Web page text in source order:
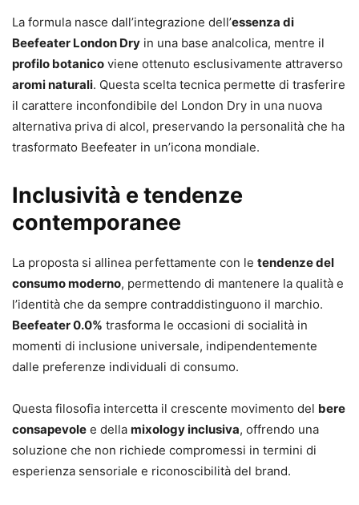
La formula nasce dall’integrazione dell’essenza di
Beefeater London Dry in una base analcolica, mentre il
profilo botanico viene ottenuto esclusivamente attraverso
aromi naturali. Questa scelta tecnica permette di trasferire
il carattere inconfondibile del London Dry in una nuova
alternativa priva di alcol, preservando la personalità che ha
trasformato Beefeater in un’icona mondiale.
Inclusività e tendenze
contemporanee
La proposta si allinea perfettamente con le tendenze del
consumo moderno, permettendo di mantenere la qualità e
l’identità che da sempre contraddistinguono il marchio.
Beefeater 0.0% trasforma le occasioni di socialità in
momenti di inclusione universale, indipendentemente
dalle preferenze individuali di consumo.
Questa filosofia intercetta il crescente movimento del bere
consapevole e della mixology inclusiva, offrendo una
soluzione che non richiede compromessi in termini di
esperienza sensoriale e riconoscibilità del brand.